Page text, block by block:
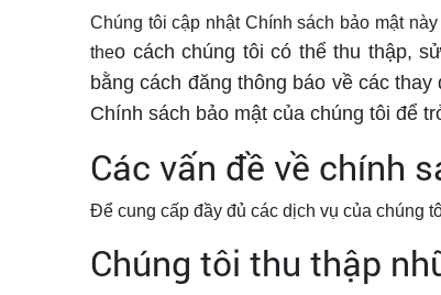
Chúng tôi cập nhật Chính sách bảo mật
theo cách chúng tôi có thể thu thập,
bằng cách đăng thông báo về các
Chính sách bảo mật của chúng tôi để
Các vấn đề về chính
Để cung cấp đầy đủ các dịch vụ của chúng
Chúng tôi thu thập